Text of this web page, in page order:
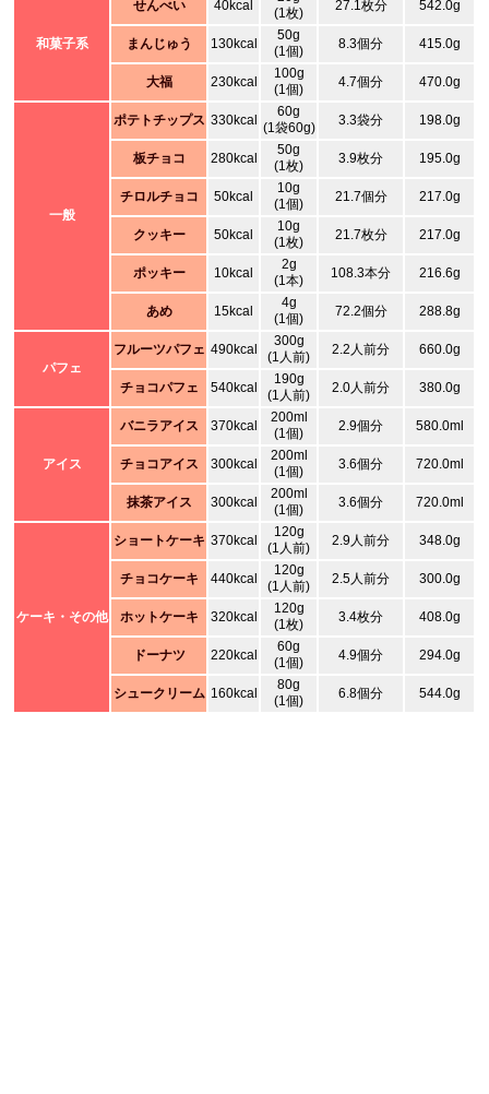
和菓子系
せんべい 40kcal
(1枚)
27.1枚分 542.0g
まんじゅう 130kcal
50g
(1個)
8.3個分 415.0g
大福 230kcal
100g
(1個)
4.7個分 470.0g
一般
ポテトチップス 330kcal
60g
(1袋60g)
3.3袋分 198.0g
板チョコ 280kcal
50g
(1枚)
3.9枚分 195.0g
チロルチョコ 50kcal
10g
(1個)
21.7個分 217.0g
クッキー 50kcal
10g
(1枚)
21.7枚分 217.0g
ポッキー 10kcal
2g
(1本)
108.3本分 216.6g
あめ 15kcal
4g
(1個)
72.2個分 288.8g
パフェ
フルーツパフェ 490kcal
300g
(1人前)
2.2人前分 660.0g
チョコパフェ 540kcal
190g
(1人前)
2.0人前分 380.0g
アイス
バニラアイス 370kcal
200ml
(1個)
2.9個分 580.0ml
チョコアイス 300kcal
200ml
(1個)
3.6個分 720.0ml
抹茶アイス 300kcal
200ml
(1個)
3.6個分 720.0ml
ケーキ・その他
ショートケーキ 370kcal
120g
(1人前)
2.9人前分 348.0g
チョコケーキ 440kcal
120g
(1人前)
2.5人前分 300.0g
ホットケーキ 320kcal
120g
(1枚)
3.4枚分 408.0g
ドーナツ 220kcal
60g
(1個)
4.9個分 294.0g
シュークリーム 160kcal
80g
(1個)
6.8個分 544.0g